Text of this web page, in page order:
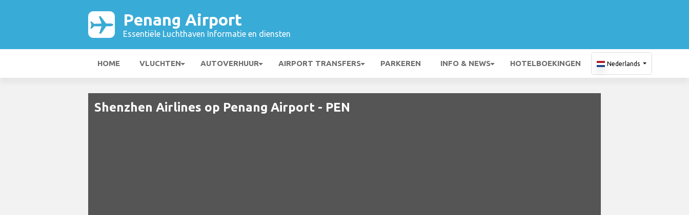
Penang Airport
Essentiële Luchthaven Informatie en diensten
HOME VLUCHTEN AUTOVERHUUR AIRPORT TRANSFERS PARKEREN INFO & NEWS HOTELBOEKINGEN Nederlands
Shenzhen Airlines op Penang Airport - PEN